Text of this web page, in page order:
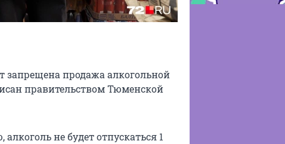
продажа алкогольной
правительством Тюменской
не будет отпускаться 1